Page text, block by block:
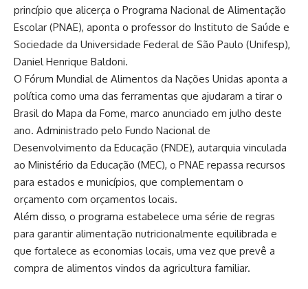
princípio que alicerça o Programa Nacional de Alimentação
Escolar (PNAE), aponta o professor do Instituto de Saúde e
Sociedade da Universidade Federal de São Paulo (Unifesp),
Daniel Henrique Baldoni.
O Fórum Mundial de Alimentos da Nações Unidas aponta a
política como uma das ferramentas que ajudaram a tirar o
Brasil do Mapa da Fome, marco anunciado em julho deste
ano. Administrado pelo Fundo Nacional de
Desenvolvimento da Educação (FNDE), autarquia vinculada
ao Ministério da Educação (MEC), o PNAE repassa recursos
para estados e municípios, que complementam o
orçamento com orçamentos locais.
Além disso, o programa estabelece uma série de regras
para garantir alimentação nutricionalmente equilibrada e
que fortalece as economias locais, uma vez que prevê a
compra de alimentos vindos da agricultura familiar.